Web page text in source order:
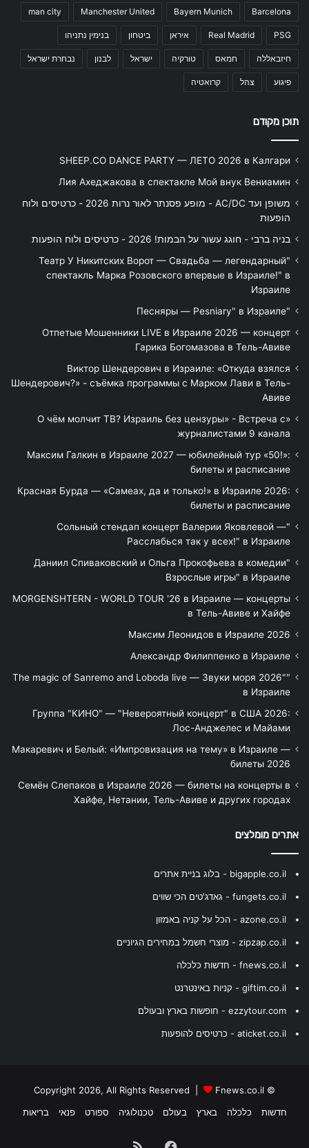
Barcelona
Bayern Munich
Manchester United
man city
PSG
Real Madrid איראן ביטחון בנימין נתניהו
חיזבאללה חמאס טורקיה ישראל לבנון נבחרת ישראל
פיגוע צהל קרואטיה
תוכן מקודם
SHEEP.CO DANCE PARTY — ЛЕТО 2026 в Калгари
Лия Ахеджакова в спектакле Мой внук Вениамин
משופן ועד AC/DC - מופע פסנתר לאור נרות 2026 - כרטיסים ולוח
הופעות
בניה ברבי - חוגג עשור על הבמות! 2026 - כרטיסים ולוח הופעות
"Театр У Никитских Ворот — Свадьба — легендарный
спектакль Марка Розовского впервые в Израиле!" в
Израиле
"Песняры — Pesniary" в Израиле
Отпетые Мошенники LIVE в Израиле 2026 — концерт
Гарика Богомазова в Тель-Авиве
Виктор Шендерович в Израиле: «Откуда взялся
Шендерович?» - съёмка программы с Марком Лави в Тель-
Авиве
«О чём молчит ТВ? Израиль без цензуры» - Встреча с
журналистами 9 канала
Максим Галкин в Израиле 2027 — юбилейный тур «50!»:
билеты и расписание
Красная Бурда — «Самеах, да и только!» в Израиле 2026:
билеты и расписание
"Сольный стендап концерт Валерии Яковлевой —
Расслабься так у всех!" в Израиле
"Даниил Спиваковский и Ольга Прокофьева в комедии
Взрослые игры" в Израиле
MORGENSHTERN - WORLD TOUR '26 в Израиле — концерты
в Тель-Авиве и Хайфе
Максим Леонидов в Израиле 2026
Александр Филиппенко в Израиле
"The magic of Sanremo and Loboda live — Звуки моря 2026"
в Израиле
Группа "КИНО" — "Невероятный концерт" в США 2026:
Лос-Анджелес и Майами
Макаревич и Белый: «Импровизация на тему» в Израиле —
билеты 2026
Семён Слепаков в Израиле 2026 — билеты на концерты в
Хайфе, Нетании, Тель-Авиве и других городах
אתרים מומלצים
bigapple.co.il - בלוג בניית אתרים
fungets.co.il - גאדג'טים הכי שווים
azone.co.il - הכל על קניה באמזון
zipzap.co.il - מוצרי חשמל במחירים הגיוניים
fnews.co.il - חדשות כלכלה
giftim.co.il - קניות באינטרנט
ezzytour.com - חופשות בארץ ובעולם
aticket.co.il - כרטיסים להופעות
© Copyright 2026, All Rights Reserved |
Fnews.co.il
חדשות
כלכלה בארץ בעולם טכנולוגיה ספורט פנאי בריאות